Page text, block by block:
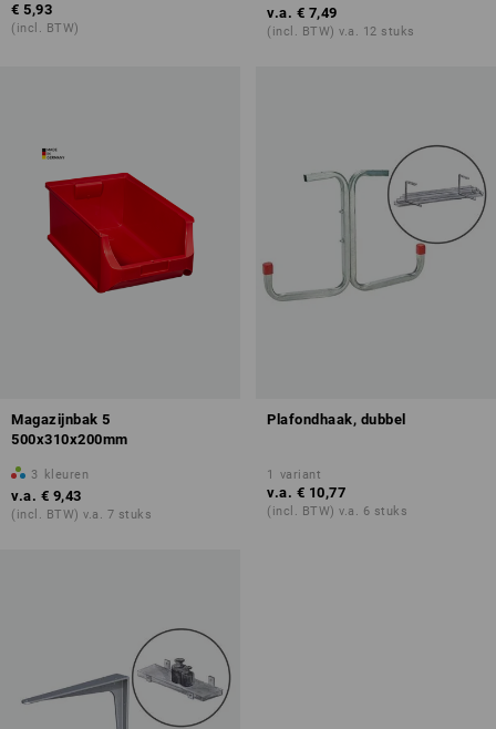
€ 5,93
(incl. BTW)
v.a. € 7,49
(incl. BTW) v.a. 12 stuks
Magazijnbak 5
500x310x200mm
3 kleuren
v.a. € 9,43
(incl. BTW) v.a. 7 stuks
Plafondhaak, dubbel
1 variant
v.a. € 10,77
(incl. BTW) v.a. 6 stuks